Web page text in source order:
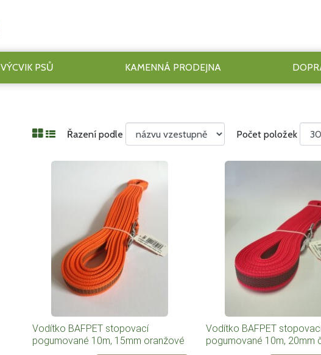
VÝCVIK PSŮ KAMENNÁ PRODEJNA
Řazení podle Počet položek
Vodítko BAFPET stopovací
pogumované 10m, 15mm oranžové
Vodítko BAFPET
pogumované 10m, 20mm